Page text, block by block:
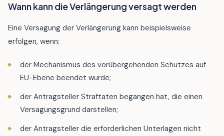
Wann kann die Verlängerung versagt werden
Eine Versagung der Verlängerung kann beispielsweise
erfolgen, wenn:
der Mechanismus des vorübergehenden Schutzes auf
EU-Ebene beendet wurde;
der Antragsteller Straftaten begangen hat, die einen
Versagungsgrund darstellen;
der Antragsteller die erforderlichen Unterlagen nicht